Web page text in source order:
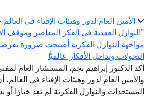
الأمين العام لدور وهيئات الإفتاء في
"النوازل العقدية في الفكر المعاصر وموقف
مواجهة النوازل الفكرية أصبحت ضرورة
التحولات وتداخل الأفكار عالميًّا
أكد الدكتور إبراهيم نجم، المستشار العام
والأمين العام لدور وهيئات الإفتاء في العالم،
المستجدات والنوازل الفكرية لم تعد خيارًا